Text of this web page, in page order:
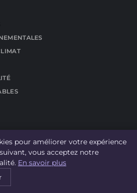
Tous droits réservés.
pour améliorer votre expérience
vous acceptez notre
En savoir plus